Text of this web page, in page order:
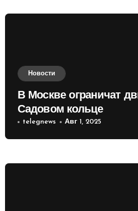
Новости
В Москве ограничат
Садовом кольце
telegnews Авг 1, 2025